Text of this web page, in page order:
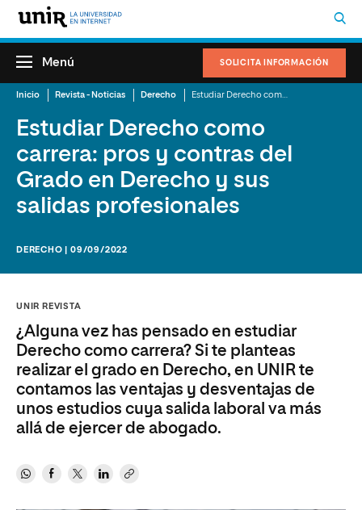
SOLICITA INFORMACIÓN
Menú
Inicio Revista - Noticias Derecho
Estudiar Derecho como
carrera: pros y contras del
Grado en Derecho y sus
salidas profesionales
DERECHO | 09/09/2022
UNIR REVISTA
¿Alguna vez has pensado en estudiar
Derecho como carrera? Si te planteas
realizar el grado en Derecho, en UNIR te
contamos las ventajas y desventajas de
unos estudios cuya salida laboral va más
allá de ejercer de abogado.